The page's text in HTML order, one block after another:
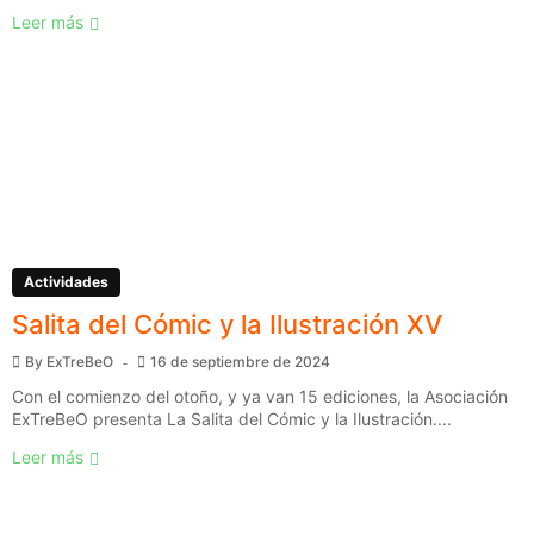
Leer más
Actividades
Salita del Cómic y la Ilustración XV
By ExTreBeO 16 de septiembre de 2024
Con el comienzo del otoño, y ya van 15 ediciones, la Asociación
ExTreBeO presenta La Salita del Cómic y la Ilustración....
Leer más